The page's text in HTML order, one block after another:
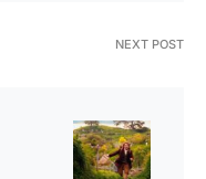
NEXT POST